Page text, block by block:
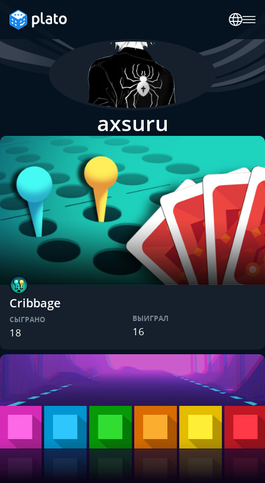
axsuru
Cribbage
СЫГРАНО
18
ВЫИГРАЛ
16